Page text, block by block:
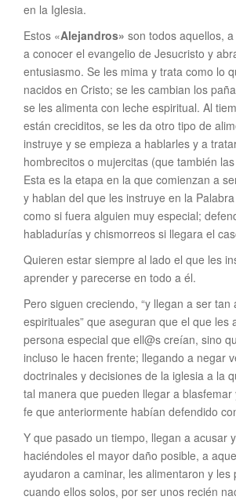
en la Iglesia.
Estos «Alejandros» son todos aquellos,
a conocer el evangelio de Jesucristo y
entusiasmo. Se les mima y trata como lo
nacidos en Cristo; se les cambian los
se les alimenta con leche espiritual. Al
están creciditos, se les da otro tipo de
instruye y se empieza a hablarles y a
hombrecitos o mujercitas (que también
Esta es la etapa en la que comienzan a
y hablan del que les instruye en la
como si fuera alguien muy especial;
habladurías y chismorreos si llegara el
Quieren estar siempre al lado el que les
aprender y parecerse en todo a él.
Pero siguen creciendo, “y llegan a ser tan
espirituales” que aseguran que el que les
persona especial que ell@s creían, sino
incluso le hacen frente; llegando a negar
doctrinales y decisiones de la iglesia a la
tal manera que pueden llegar a blasfemar
fe que anteriormente habían defendido
Y que pasado un tiempo, llegan a acusar
haciéndoles el mayor daño posible, a
ayudaron a caminar, les alimentaron y les
cuando ellos solos, por ser unos recién